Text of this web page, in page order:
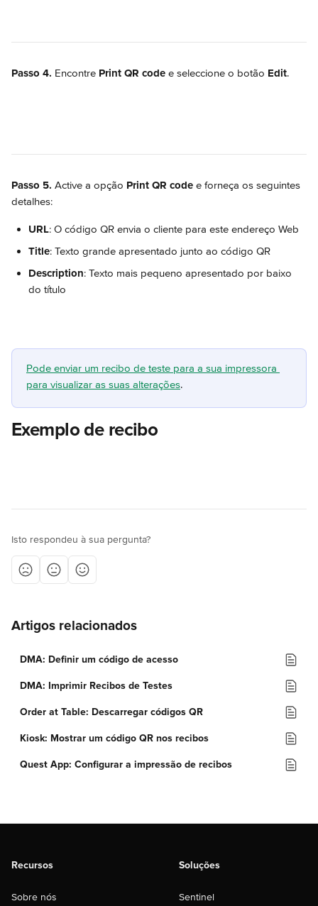
Passo 4. Encontre Print QR code e seleccione o botão Edit.
Passo 5. Active a opção Print QR code e forneça os seguintes
detalhes:
URL: O código QR envia o cliente para este endereço Web
Title: Texto grande apresentado junto ao código QR
Description: Texto mais pequeno apresentado por baixo
do título
Pode enviar um recibo de teste para a sua impressora
para visualizar as suas alterações.
Exemplo de recibo
Isto respondeu à sua pergunta?
Artigos relacionados
DMA: Definir um código de acesso
DMA: Imprimir Recibos de Testes
Order at Table: Descarregar códigos QR
Kiosk: Mostrar um código QR nos recibos
Quest App: Configurar a impressão de recibos
Recursos
Sobre nós
Soluções
Sentinel